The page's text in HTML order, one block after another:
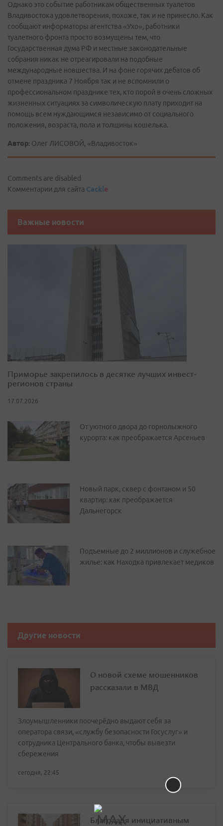
Однако это событие работникам общественных туалетов
Владивостока удовлетворения, похоже, так и не принесло. Как
сообщают информаторы агентства «Ухо», работники
туалетного фронта просто возмущены тем, что
Государственная дума РФ и местные законодательные
собрания никак не отреагировали на подобные
международные новшества. И на фоне горячих дебатов об
отмене праздника 7 Ноября так и не вспомнили о
профессиональном празднике тех, кто порой в очень сложных
жизненных ситуациях за символическую плату приходит на
помощь всем нуждающимся независимо от социального
положения, возраста, пола и толщины кошелька.
Автор: Олег ЛИСОВОЙ, «Владивосток»
Comments are disabled
Комментарии для сайта Cackle
Важные новости
Приморье закрепилось в десятке лучших инвест-
регионов страны
17.07.2026
От уютного двора до горнолыжного
курорта: как преображается Арсеньев
Новый парк, сквер с фонтаном и 50
квартир: как преображается
Дальнегорск
Подъемные до 2 миллионов и служебное
жилье: как Находка привлекает медиков
Другие новости
О новой схеме мошенников
рассказали в МВД
Злоумышленники поочерёдно выдают себя за
оператора связи, «службу безопасности Госуслуг» и
сотрудника Центрального банка, чтобы вывезти
сбережения
сегодня, 22:45
Благодаря инициативным